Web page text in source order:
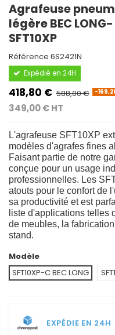
Agrafeuse
légère BEC LONG-
SFT10XP
Référence 6S2421N
Expédié en 24H
418,80 € 588,00 € -
349,00 € HT
L'agrafeuse SFT10XP
modèles d'agrafes fines
Faisant partie de notre
conçue pour un usage
professionnelles. Les
atouts pour le confort de
sa productivité et est
liste d'applications telles
de meubles, la
stand.
Modèle
SFT10XP-C BEC LONG
EXPÉDIE EN 24H